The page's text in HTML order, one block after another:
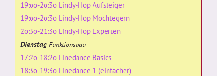
19:oo-2o:3o Lindy-Hop Aufsteiger
19:oo-2o:3o Lindy-Hop Möchtegern
2o:3o-21:3o Lindy-Hop Experten
Dienstag Funktionsbau
17:2o-18:2o Linedance Basics
18:3o-19:3o Linedance 1 (einfacher)